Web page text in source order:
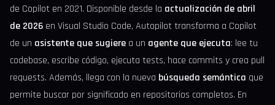
de Copilot en 2021. Disponible desde la actualización de abril
de 2026 en Visual Studio Code, Autopilot transforma a Copilot
de un asistente que sugiere a un agente que ejecuta: lee tu
codebase, escribe código, ejecuta tests, hace commits y crea pull
requests. Además, llega con la nueva búsqueda semántica que
permite buscar por significado en repositorios completos. En